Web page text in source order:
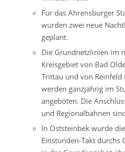
Für das Ahrensburger
wurden zwei neue
geplant.
Die Grundnetzlinien im
Kreisgebiet von Bad
Trittau und von Reinfeld
werden ganzjährig im
angeboten. Die
und Regionalbahnen
In Oststeinbek wurde
Einstunden-Takt durchs